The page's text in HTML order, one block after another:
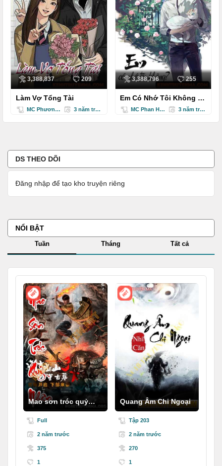
3,388,837 209
Làm Vợ Tổng Tài
MC Phương Thuý 3 năm trước
3,388,796 255
Em Có Nhớ Tôi Không -
Truyện NgắnMC Phan Hồng 3 năm trước
DS THEO DÕI
Đăng nhập để tạo kho truyện riêng
NỔI BẬT
Tuần Tháng Tất cả
Mao sơn tróc quỷ
nhânFull
2 năm trước
375
1
Quang Âm Chi Ngoại
Tập 203
2 năm trước
270
1